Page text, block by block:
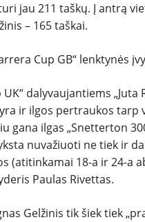
jau 211 taškų. Į antrą
– 165 taškai.
Cup GB“ lenktynės
UK“ dalyvaujantiems
ir ilgos pertraukos tarp
gana ilgas „Snetterton
nuvažiuoti ne tiek ir
(atitinkamai 18-a ir 24-a
Paulas Rivettas.
Gelžinis tik šiek tiek